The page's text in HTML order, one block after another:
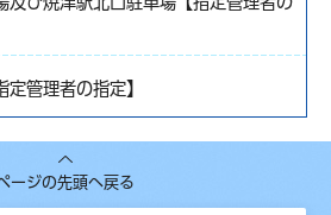
管理者の指定】
ージの先頭へ戻る